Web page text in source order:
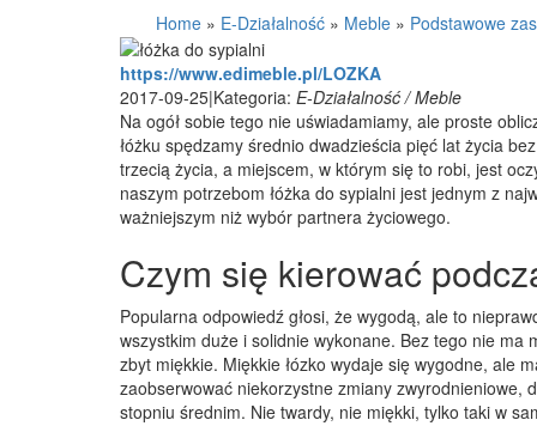
Home » E-Działalność » Meble » Podstawowe
https://www.edimeble.pl/LOZKA
2017-09-25|Kategoria: E-Działalność / Meble
Na ogół sobie tego nie uświadamiamy, ale proste
łóżku spędzamy średnio dwadzieścia pięć lat życia
trzecią życia, a miejscem, w którym się to robi, jest
naszym potrzebom łóżka do sypialni jest jednym z
ważniejszym niż wybór partnera życiowego.
Czym się kierować
Popularna odpowiedź głosi, że wygodą, ale to
wszystkim duże i solidnie wykonane. Bez tego nie
zbyt miękkie. Miękkie łózko wydaje się wygodne, ale
zaobserwować niekorzystne zmiany zwyrodnieniowe,
stopniu średnim. Nie twardy, nie miękki, tylko taki w